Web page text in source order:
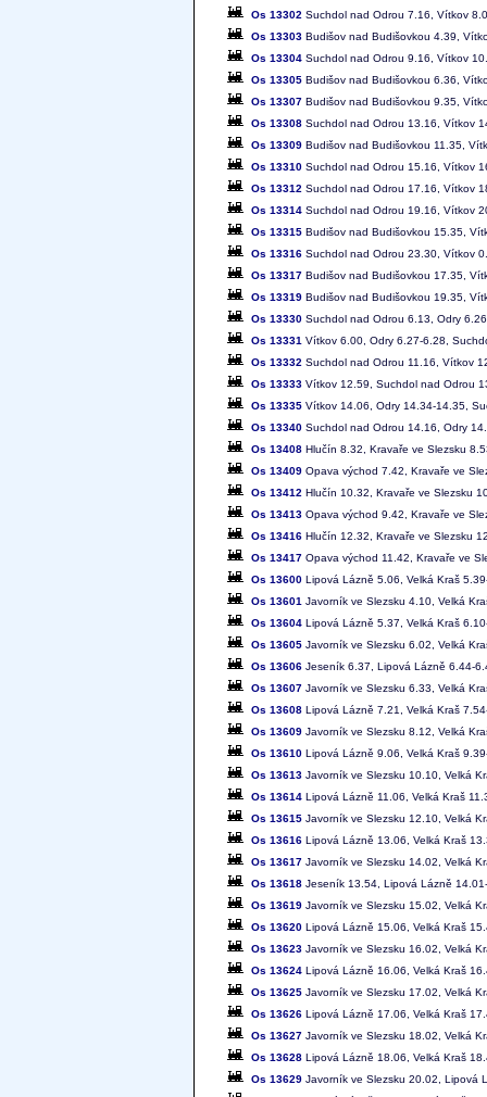
Os 13302 Suchdol nad Odrou 7.16, Vítkov
Os 13303 Budišov nad Budišovkou 4.39,
Os 13304 Suchdol nad Odrou 9.16, Vítkov
Os 13305 Budišov nad Budišovkou 6.36,
Os 13307 Budišov nad Budišovkou 9.35,
Os 13308 Suchdol nad Odrou 13.16, Vítkov
Os 13309 Budišov nad Budišovkou 11.35,
Os 13310 Suchdol nad Odrou 15.16, Vítkov
Os 13312 Suchdol nad Odrou 17.16, Vítkov
Os 13314 Suchdol nad Odrou 19.16, Vítkov
Os 13315 Budišov nad Budišovkou 15.35,
Os 13316 Suchdol nad Odrou 23.30, Vítkov
Os 13317 Budišov nad Budišovkou 17.35,
Os 13319 Budišov nad Budišovkou 19.35,
Os 13330 Suchdol nad Odrou 6.13, Odry
Os 13331 Vítkov 6.00, Odry 6.27-6.28,
Os 13332 Suchdol nad Odrou 11.16, Vítkov
Os 13333 Vítkov 12.59, Suchdol nad Odrou
Os 13335 Vítkov 14.06, Odry 14.34-14.35,
Os 13340 Suchdol nad Odrou 14.16, Odry
Os 13408 Hlučín 8.32, Kravaře ve Slezsku
Os 13409 Opava východ 7.42, Kravaře ve
Os 13412 Hlučín 10.32, Kravaře ve Slezsku
Os 13413 Opava východ 9.42, Kravaře ve
Os 13416 Hlučín 12.32, Kravaře ve Slezsku
Os 13417 Opava východ 11.42, Kravaře ve
Os 13600 Lipová Lázně 5.06, Velká Kraš
Os 13601 Javorník ve Slezsku 4.10, Velká
Os 13604 Lipová Lázně 5.37, Velká Kraš
Os 13605 Javorník ve Slezsku 6.02, Velká
Os 13606 Jeseník 6.37, Lipová Lázně 6.44-
Os 13607 Javorník ve Slezsku 6.33, Velká
Os 13608 Lipová Lázně 7.21, Velká Kraš
Os 13609 Javorník ve Slezsku 8.12, Velká
Os 13610 Lipová Lázně 9.06, Velká Kraš
Os 13613 Javorník ve Slezsku 10.10, Velká
Os 13614 Lipová Lázně 11.06, Velká Kraš
Os 13615 Javorník ve Slezsku 12.10, Velká
Os 13616 Lipová Lázně 13.06, Velká Kraš
Os 13617 Javorník ve Slezsku 14.02, Velká
Os 13618 Jeseník 13.54, Lipová Lázně
Os 13619 Javorník ve Slezsku 15.02, Velká
Os 13620 Lipová Lázně 15.06, Velká Kraš
Os 13623 Javorník ve Slezsku 16.02, Velká
Os 13624 Lipová Lázně 16.06, Velká Kraš
Os 13625 Javorník ve Slezsku 17.02, Velká
Os 13626 Lipová Lázně 17.06, Velká Kraš
Os 13627 Javorník ve Slezsku 18.02, Velká
Os 13628 Lipová Lázně 18.06, Velká Kraš
Os 13629 Javorník ve Slezsku 20.02, Lipová